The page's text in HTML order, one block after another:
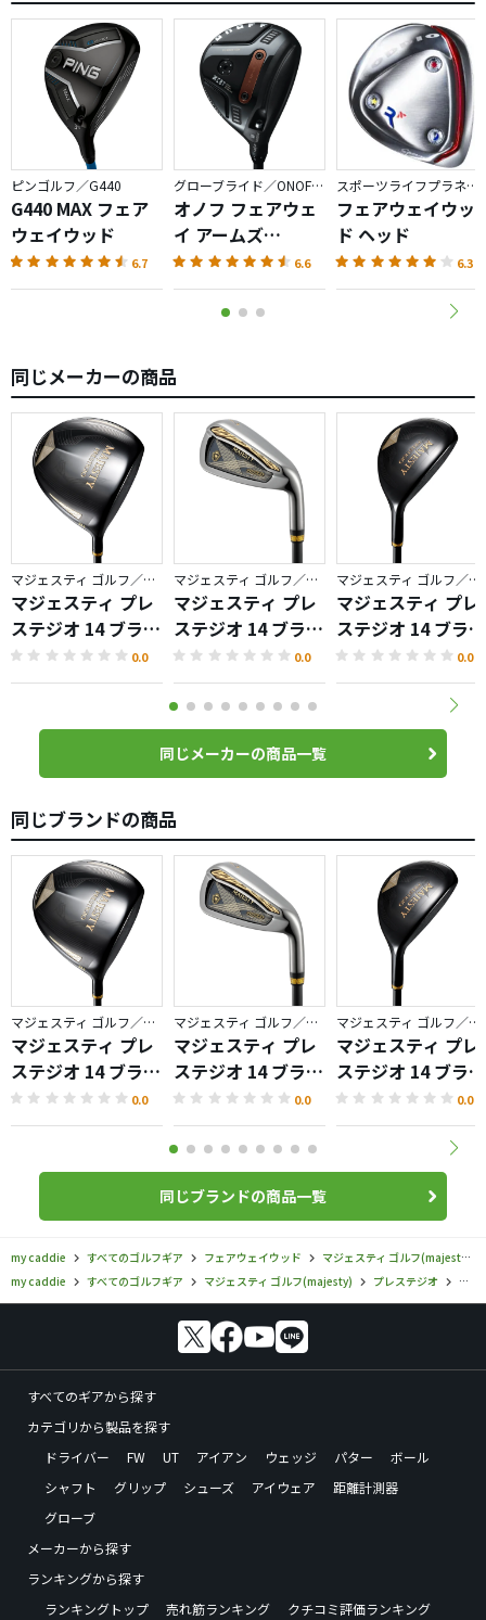
ピンゴルフ／G440
G440 MAX フェア
ウェイウッド
6.7
グローブライド／ONOFF AKA
オノフ フェアウェ
イ アームズ
AKA（2026）
6.6
スポーツライフプラネッツ／RODDIO
フェアウェイウッ
ド ヘッド
6.3
同じメーカーの商品
マジェスティ ゴルフ／プレステジオ
マジェスティ プレ
ステジオ 14 ブラッ
ク ドライバー
0.0
マジェスティ ゴルフ／プレステジオ
マジェスティ プレ
ステジオ 14 ブラッ
ク アイアン
0.0
マジェスティ ゴルフ／プレステジオ
マジェスティ プレ
ステジオ 14 ブラッ
ク ハイブリッド0.0
同じメーカーの商品一覧
同じブランドの商品
マジェスティ ゴルフ／プレステジオ
マジェスティ プレ
ステジオ 14 ブラッ
ク ドライバー
0.0
マジェスティ ゴルフ／プレステジオ
マジェスティ プレ
ステジオ 14 ブラッ
ク アイアン
0.0
マジェスティ ゴルフ／プレステジオ
マジェスティ プレ
ステジオ 14 ブラッ
ク ハイブリッド0.0
同じブランドの商品一覧
my caddie すべてのゴルフギア フェアウェイウッド
マジェスティ ゴルフ(majesty)
my caddie
すべてのゴルフギア マジェスティ ゴルフ(majesty) プレステジオ マジ
すべてのギアから探す
カテゴリから製品を探す
ドライバー
FW UT アイアン ウェッジ パター
ボール
シャフト
グリップ シューズ アイウェア
距離計測器
グローブ
メーカーから探す
ランキングから探す
ランキングトップ
売れ筋ランキング
クチコミ評価ランキング